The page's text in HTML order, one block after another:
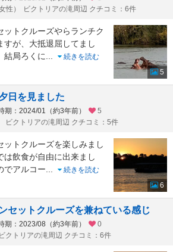
性） ビクトリアの滝周辺 クチコミ：6件
ットクルーズやらランチク
すが、大抵退屈してまし
結局ろくに
続きを読む
5
日を見ました
期：2024/01（約3年前）
5
ビクトリアの滝周辺 クチコミ：5件
ットクルーズを楽しみまし
は飲食が自由に出来まし
でアルコー
続きを読む
6
セットクルーズを兼ねている感じ
期：2023/08（約3年前）
0
ビクトリアの滝周辺 クチコミ：6件